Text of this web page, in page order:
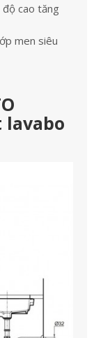
cao tăng
men siêu
lavabo